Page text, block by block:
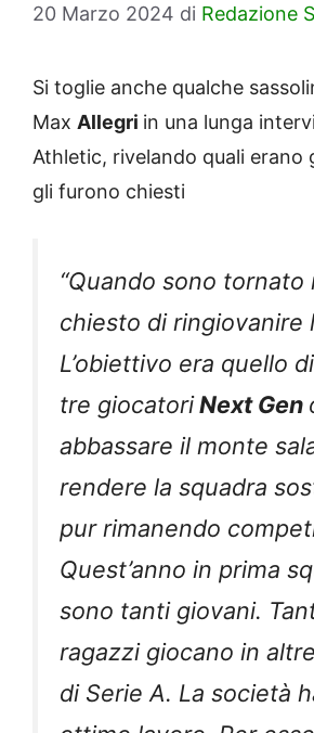
20 Marzo 2024 di Redazione
Si toglie anche qualche
Max Allegri in una lunga
Athletic, rivelando quali erano
gli furono chiesti
“Quando sono tornato
chiesto di ringiovanire
L’obiettivo era quello
tre giocatoriNext Gen
abbassare il monte
rendere la squadra
pur rimanendo
Quest’anno in prima
sono tanti giovani.
ragazzi giocano in
di Serie A. La società